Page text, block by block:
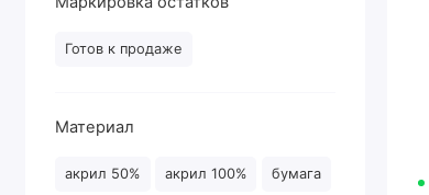
Готов к продаже
Материал
акрил 50% акрил 100% бумага